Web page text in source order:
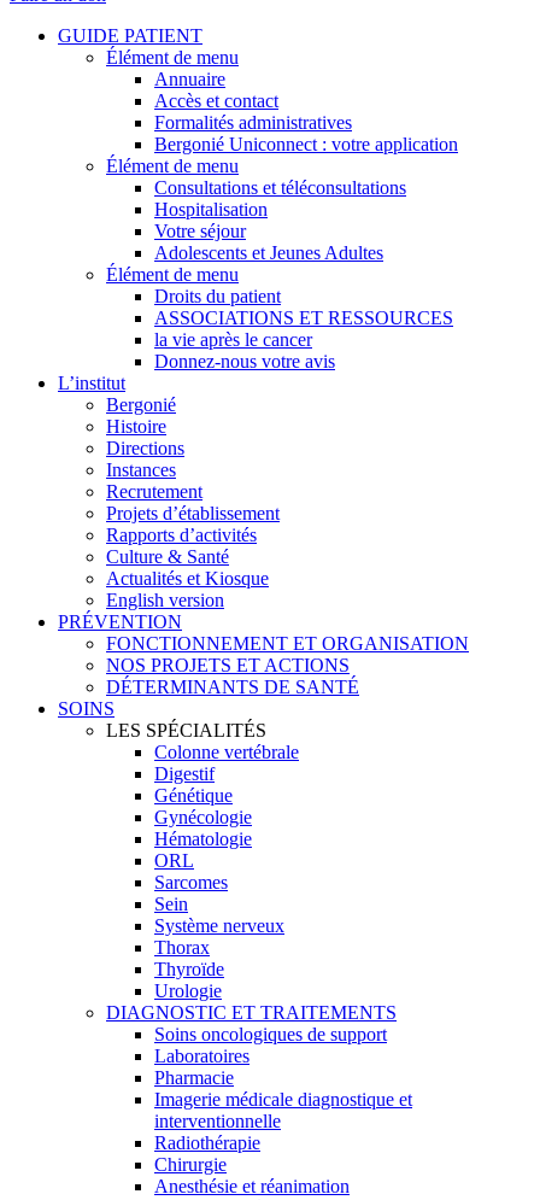
GUIDE PATIENT
Élément de menu
Annuaire
Accès et contact
Formalités administratives
Bergonié Uniconnect : votre application
Élément de menu
Consultations et téléconsultations
Hospitalisation
Votre séjour
Adolescents et Jeunes Adultes
Élément de menu
Droits du patient
ASSOCIATIONS ET RESSOURCES
la vie après le cancer
Donnez-nous votre avis
L’institut
Bergonié
Histoire
Directions
Instances
Recrutement
Projets d’établissement
Rapports d’activités
Culture & Santé
Actualités et Kiosque
English version
PRÉVENTION
FONCTIONNEMENT ET ORGANISATION
NOS PROJETS ET ACTIONS
DÉTERMINANTS DE SANTÉ
SOINS
LES SPÉCIALITÉS
Colonne vertébrale
Digestif
Génétique
Gynécologie
Hématologie
ORL
Sarcomes
Sein
Système nerveux
Thorax
Thyroïde
Urologie
DIAGNOSTIC ET TRAITEMENTS
Soins oncologiques de support
Laboratoires
Pharmacie
Imagerie médicale diagnostique et
interventionnelle
Radiothérapie
Chirurgie
Anesthésie et réanimation